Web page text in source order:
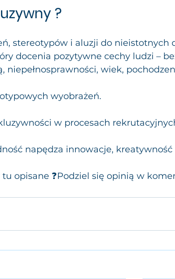
?
stereotypów i aluzji do nieistotnych
docenia pozytywne cechy ludzi –
niepełnosprawności, wiek,
wyobrażeń.
w procesach
napędza innowacje, kreatywność
opisane ❓Podziel się opinią w